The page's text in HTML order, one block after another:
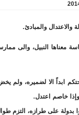
والمبادئ.
النبيل، والى
ابداً الا لضميره،
خاصم اعتدل.
بدولة على طرازه، التزم